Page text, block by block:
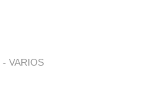
- VARIOS